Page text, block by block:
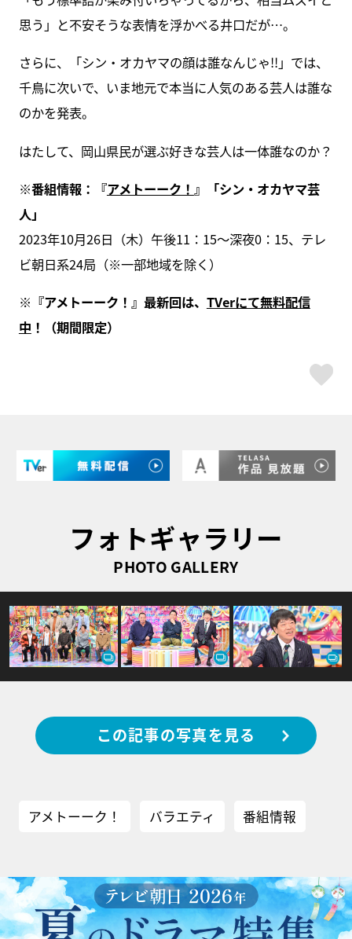
思う」と不安そうな表情を浮かべる井口だが…。
さらに、「シン・オカヤマの顔は誰なんじゃ!!」では、
千鳥に次いで、いま地元で本当に人気のある芸人は誰な
のかを発表。
はたして、岡山県民が選ぶ好きな芸人は一体誰なのか？
※番組情報：『アメトーーク！ 』「シン・オカヤマ芸
人」
2023年10月26日（木）午後11：15～深夜0：15、テレ
ビ朝日系24局（※一部地域を除く）
※『アメトーーク！』最新回は、 TVerにて無料配信
中 ！（期間限定）
フォトギャラリー
PHOTO GALLERY
この記事の写真を見る
アメトーーク！ バラエティ 番組情報